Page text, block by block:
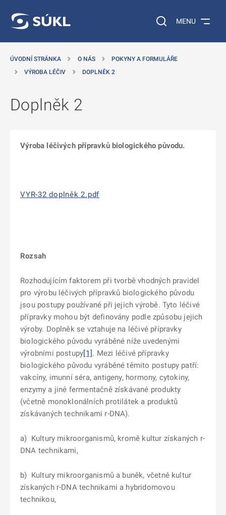
Vyhledávání na
MENU
ÚVODNÍ STRÁNKA O NÁS
POKYNY A FORMULÁŘE
VÝROBA LÉČIV
DOPLNĚK 2
Doplněk 2
Výroba léčivých přípravků biologického původu.
VYR-32 doplněk 2.pdf
Rozsah
Rozhodujícím faktorem při tvorbě vhodných pravidel
pro výrobu léčivých přípravků biologického původu
jsou postupy používané při jejich výrobě. Tyto léčivé
přípravky mohou být definovány podle způsobu jejich
výroby. Doplněk se vztahuje na léčivé přípravky
biologického původu vyráběné níže uvedenými
výrobními postupy[1]. Mezi léčivé přípravky
biologického původu vyráběné těmito postupy patří:
vakcíny, imunní séra, antigeny, hormony, cytokiny,
enzymy a jiné fermentačně získávané produkty
(včetně monoklonálních protilátek a produktů
získávaných technikami r-DNA).
a) Kultury mikroorganismů, kromě kultur získaných r-
DNA technikami,
b) Kultury mikroorganismů a buněk, včetně kultur
získaných r-DNA technikami a hybridomovou
technikou,